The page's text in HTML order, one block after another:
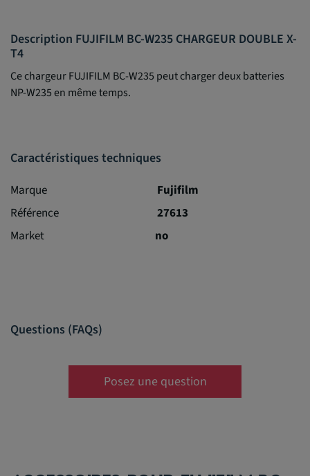
Description FUJIFILM BC-W235 CHARGEUR DOUBLE X-
T4
Ce chargeurFUJIFILM BC-W235 peut charger deux batteries
NP-W235 en même temps.
Caractéristiques techniques
Marque
Fujifilm
Référence
27613
Market
no
Questions (FAQs)
Posez une question